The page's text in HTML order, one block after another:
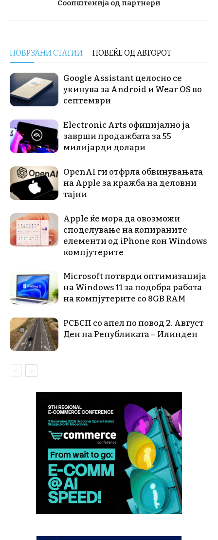
Соопштенија од партнери
ПОВРЗАНИ СТАТИИ ПОВЕЌЕ ОД АВТОРОТ
Google Assistant целосно се
укинува за Android и Wear OS во
септември
Electronic Arts официјално ја
заврши продажбата за 55
милијарди долари
OpenAI ги отфрла обвинувањата
на Apple за кражба на деловни
тајни
Apple ќе мора да овозможи
споделување на копираните
елементи од iPhone кон Windows
компјутерите
Microsoft потврди оптимизација
на Windows 11 за подобра работа
на компјутерите со 8GB RAM
РСБСП со апел по повод 2. Август
Ден на Републиката – Илинден